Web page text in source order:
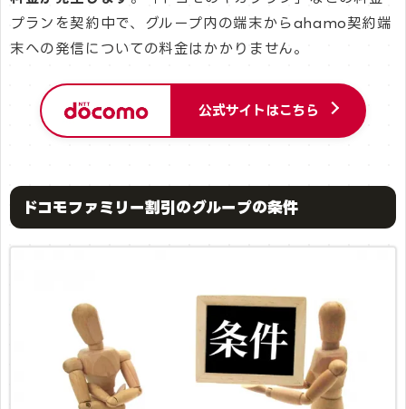
プランを契約中で、グループ内の端末からahamo契約端
末への発信についての料金はかかりません。
公式サイトはこちら
ドコモファミリー割引のグループの条件